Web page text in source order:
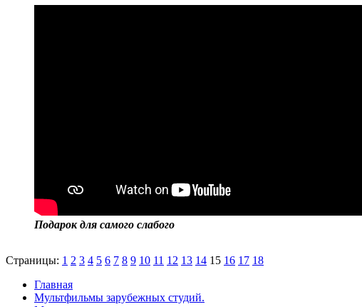
Подарок для самого слабого
Страницы: 1 2 3 4 5 6 7 8 9 10 11 12 13 14 15 16 17 18
Главная
Мультфильмы зарубежных студий.